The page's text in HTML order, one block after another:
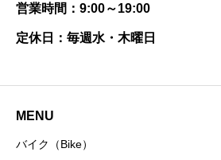
営業時間：9:00～19:00
定休日：毎週水・木曜日
MENU
バイク（Bike）